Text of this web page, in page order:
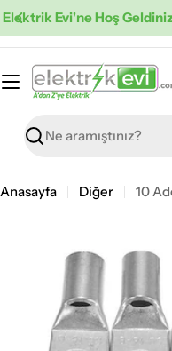
İçeriğe
Elektrik Evi'ne Hoş
Ara
Anasayfa Diğer 10